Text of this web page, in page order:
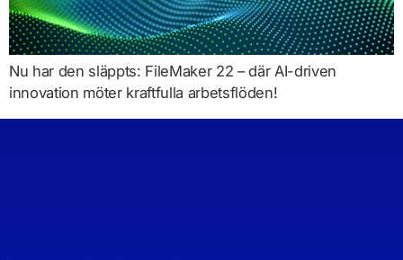
Nu har den släppts: FileMaker 22 – där AI-driven
innovation möter kraftfulla arbetsflöden!